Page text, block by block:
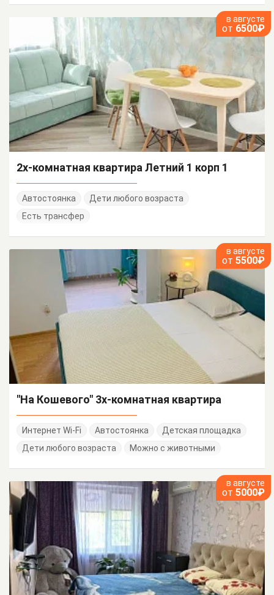
в августе
от 6500₽
2х-комнатная квартира Летний 1 корп 1
Автостоянка
Дети любого возраста
Есть трансфер
в августе
от 5500₽
"На Кошевого" 3х-комнатная квартира
Интернет Wi-Fi Автостоянка
Детская площадка
Дети любого возраста
Можно с животными
в августе
от 5000₽